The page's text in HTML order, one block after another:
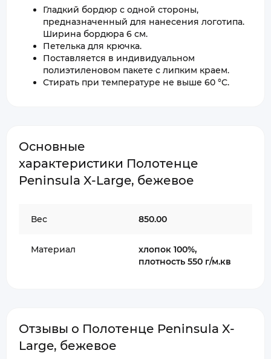
Гладкий бордюр с одной стороны,
предназначенный для нанесения логотипа.
Ширина бордюра 6 см.
Петелька для крючка.
Поставляется в индивидуальном
полиэтиленовом пакете с липким краем.
Стирать при температуре не выше 60 °C.
Основные
характеристики Полотенце
Peninsula X-Large, бежевое
Вес 850.00
Материал
хлопок 100%,
плотность 550 г/м.кв
Отзывы о Полотенце Peninsula X-
Large, бежевое